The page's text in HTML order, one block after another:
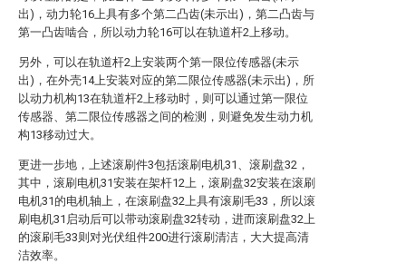
出)，动力轮16上具有多个第二凸齿(未示出)，第二凸齿与
第一凸齿啮合，所以动力轮16可以在轨道杆2上移动。
另外，可以在轨道杆2上安装两个第一限位传感器(未示
出)，在外壳14上安装对应的第二限位传感器(未示出)，所
以动力机构13在轨道杆2上移动时，则可以通过第一限位
传感器、第二限位传感器之间的检测，则避免发生动力机
构13移动过大。
更进一步地，上述滚刷件3包括滚刷电机31、滚刷盘32，
其中，滚刷电机31安装在架杆12上，滚刷盘32安装在滚刷
电机31的电机轴上，在滚刷盘32上具有滚刷毛33，所以滚
刷电机31启动后可以带动滚刷盘32转动，进而滚刷盘32上
的滚刷毛33则对光伏组件200进行滚刷清洁，大大提高清
洁效率。